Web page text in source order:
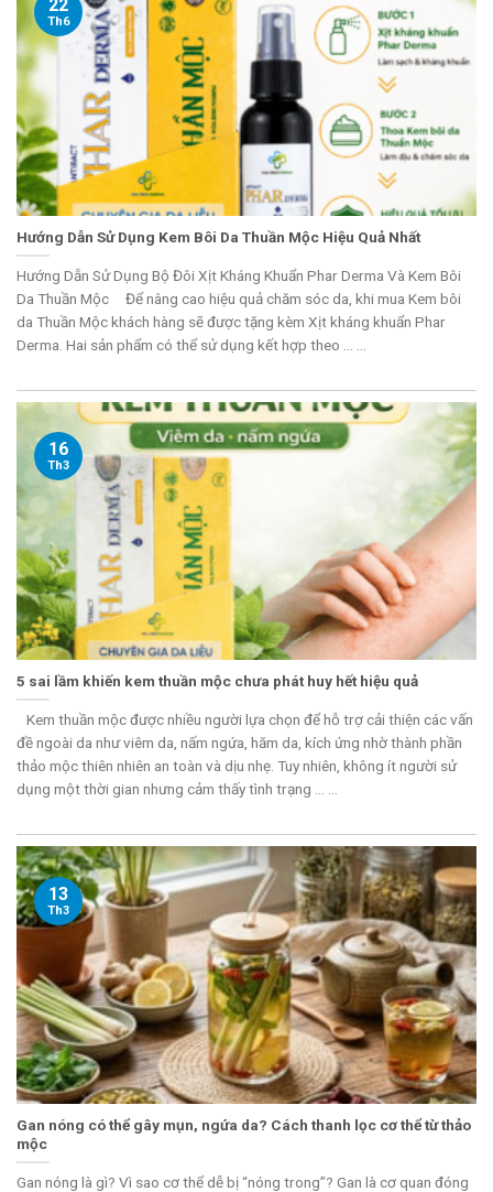
Hướng Dẫn Sử Dụng Kem Bôi Da Thuần Mộc Hiệu Quả Nhất
Hướng Dẫn Sử Dụng Bộ Đôi Xịt Kháng Khuẩn Phar Derma Và Kem Bôi
Da Thuần Mộc Để nâng cao hiệu quả chăm sóc da, khi mua Kem bôi
da Thuần Mộc khách hàng sẽ được tặng kèm Xịt kháng khuẩn Phar
Derma. Hai sản phẩm có thể sử dụng kết hợp theo ... ...
22
Th6
5 sai lầm khiến kem thuần mộc chưa phát huy hết hiệu quả
Kem thuần mộc được nhiều người lựa chọn để hỗ trợ cải thiện các vấn
đề ngoài da như viêm da, nấm ngứa, hăm da, kích ứng nhờ thành phần
thảo mộc thiên nhiên an toàn và dịu nhẹ. Tuy nhiên, không ít người sử
dụng một thời gian nhưng cảm thấy tình trạng ... ...
16
Th3
Gan nóng có thể gây mụn, ngứa da? Cách thanh lọc cơ thể từ thảo
mộc
Gan nóng là gì? Vì sao cơ thể dễ bị “nóng trong”? Gan là cơ quan đóng
13
Th3